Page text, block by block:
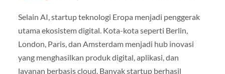
Selain AI, startup teknologi Eropa menjadi penggerak
utama ekosistem digital. Kota-kota seperti Berlin,
London, Paris, dan Amsterdam menjadi hub inovasi
yang menghasilkan produk digital, aplikasi, dan
layanan berbasis cloud. Banyak startup berhasil